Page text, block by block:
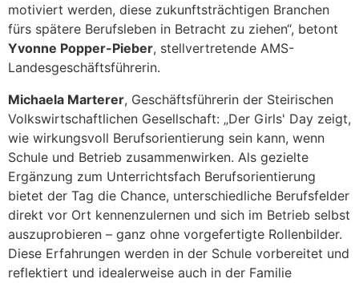
motiviert werden, diese zukunftsträchtigen Branchen
fürs spätere Berufsleben in Betracht zu ziehen“, betont
Yvonne Popper-Pieber, stellvertretende AMS-
Landesgeschäftsführerin.
Michaela Marterer, Geschäftsführerin der Steirischen
Volkswirtschaftlichen Gesellschaft: „Der Girls' Day zeigt,
wie wirkungsvoll Berufsorientierung sein kann, wenn
Schule und Betrieb zusammenwirken. Als gezielte
Ergänzung zum Unterrichtsfach Berufsorientierung
bietet der Tag die Chance, unterschiedliche Berufsfelder
direkt vor Ort kennenzulernen und sich im Betrieb selbst
auszuprobieren – ganz ohne vorgefertigte Rollenbilder.
Diese Erfahrungen werden in der Schule vorbereitet und
reflektiert und idealerweise auch in der Familie